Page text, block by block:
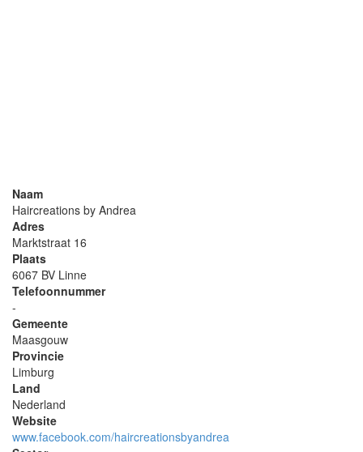
Naam
Haircreations by Andrea
Adres
Marktstraat 16
Plaats
6067 BV Linne
Telefoonnummer
-
Gemeente
Maasgouw
Provincie
Limburg
Land
Nederland
Website
www.facebook.com/haircreationsbyandrea